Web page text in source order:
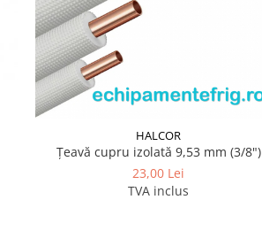
HALCOR
Țeavă cupru izolată 9,53 mm (3/8")
23,00 Lei
TVA inclus